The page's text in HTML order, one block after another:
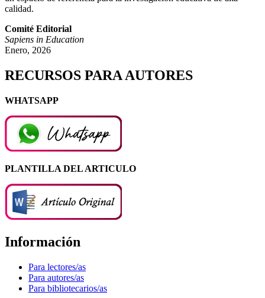
calidad.
Comité Editorial
Sapiens in Education
Enero, 2026
RECURSOS PARA AUTORES
WHATSAPP
PLANTILLA DEL ARTICULO
Información
Para lectores/as
Para autores/as
Para bibliotecarios/as